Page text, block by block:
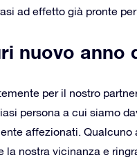
ad effetto già pronte per
nuovo anno
per il nostro
persona a cui siamo
affezionati. Qualcuno
la nostra vicinanza e